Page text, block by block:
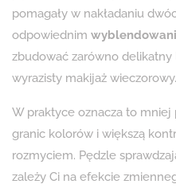
pomagały w nakładaniu
odpowiednim
zbudować zarówno delikatny
wyrazisty makijaż wieczorowy.
W praktyce oznacza to mniej
granic kolorów i większą
rozmyciem. Pędzle
zależy Ci na efekcie